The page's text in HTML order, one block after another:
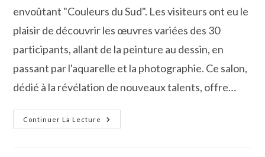
envoûtant "Couleurs du Sud". Les visiteurs ont eu le
plaisir de découvrir les œuvres variées des 30
participants, allant de la peinture au dessin, en
passant par l'aquarelle et la photographie. Ce salon,
dédié à la révélation de nouveaux talents, offre…
Continuer La Lecture
Le
Peintre